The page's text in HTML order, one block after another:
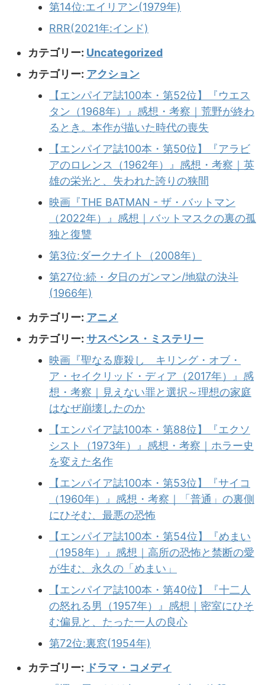
第14位:エイリアン(1979年)
RRR(2021年:インド)
カテゴリー: Uncategorized
カテゴリー: アクション
【エンパイア誌100本・第52位】『ウエス
タン（1968年）』感想・考察｜荒野が終わ
るとき。本作が描いた時代の喪失
【エンパイア誌100本・第50位】『アラビ
アのロレンス（1962年）』感想・考察｜英
雄の栄光と、失われた誇りの狭間
映画『THE BATMAN - ザ・バットマン
（2022年）』感想｜バットマスクの裏の孤
独と復讐
第3位:ダークナイト（2008年）
第27位:続・夕日のガンマン/地獄の決斗
(1966年)
カテゴリー: アニメ
カテゴリー: サスペンス・ミステリー
映画『聖なる鹿殺し キリング・オブ・
ア・セイクリッド・ディア（2017年）』感
想・考察｜見えない罪と選択～理想の家庭
はなぜ崩壊したのか
【エンパイア誌100本・第88位】『エクソ
シスト（1973年）』感想・考察｜ホラー史
を変えた名作
【エンパイア誌100本・第53位】『サイコ
（1960年）』感想・考察｜「普通」の裏側
にひそむ、最悪の恐怖
【エンパイア誌100本・第54位】『めまい
（1958年）』感想｜高所の恐怖と禁断の愛
が生む、永久の「めまい」
【エンパイア誌100本・第40位】『十二人
の怒れる男（1957年）』感想｜密室にひそ
む偏見と、たった一人の良心
第72位:裏窓(1954年)
カテゴリー: ドラマ・コメディ